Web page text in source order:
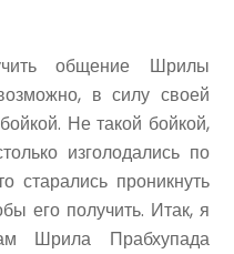
общение Шрилы
в силу своей
Не такой бойкой,
изголодались по
старались проникнуть
его получить. Итак, я
Шрила Прабхупада